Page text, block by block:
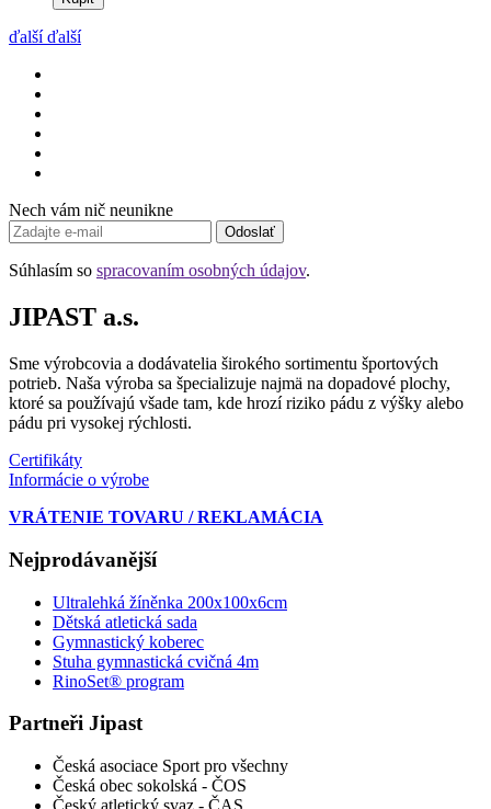
ďalší ďalší
Nech vám nič neunikne
Odoslať
Súhlasím so spracovaním osobných údajov.
JIPAST a.s.
Sme výrobcovia a dodávatelia širokého sortimentu športových
potrieb. Naša výroba sa špecializuje najmä na dopadové plochy,
ktoré sa používajú všade tam, kde hrozí riziko pádu z výšky alebo
pádu pri vysokej rýchlosti.
Certifikáty
Informácie o výrobe
VRÁTENIE TOVARU / REKLAMÁCIA
Nejprodávanější
Ultralehká žíněnka 200x100x6cm
Dětská atletická sada
Gymnastický koberec
Stuha gymnastická cvičná 4m
RinoSet® program
Partneři Jipast
Česká asociace Sport pro všechny
Česká obec sokolská - ČOS